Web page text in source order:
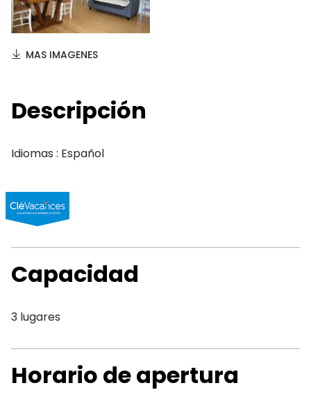
MAS IMAGENES
Descripción
Idiomas : Español
Capacidad
3 lugares
Horario de apertura